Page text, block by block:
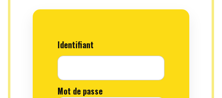
Identifiant
Mot de passe